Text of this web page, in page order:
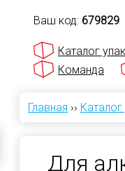
Ваш код: 679829
Каталог
Команда
Главная ›› Каталог
Для